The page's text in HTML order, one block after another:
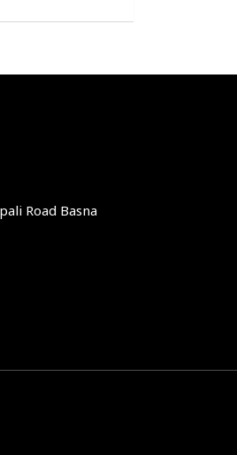
Road Basna